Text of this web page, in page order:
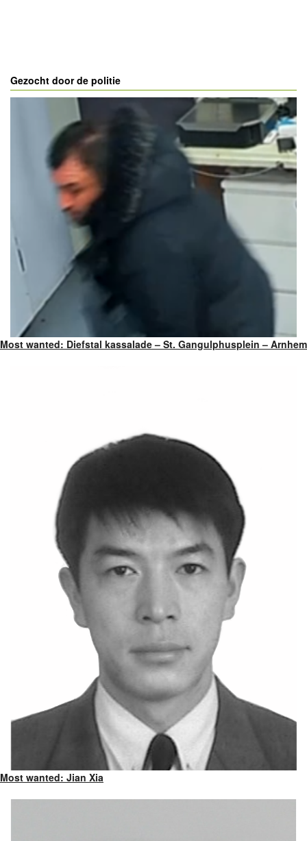
Gezocht door de politie
Most wanted: Diefstal kassalade – St. Gangulphusplein – Arnhem
Most wanted: Jian Xia